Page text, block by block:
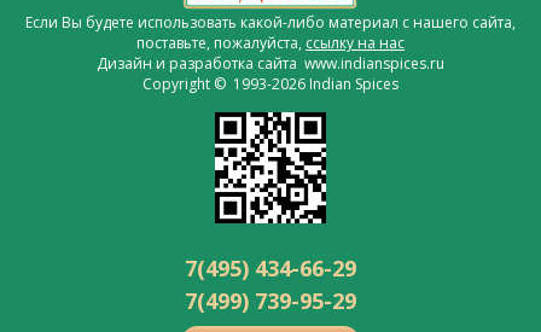
Если Вы будете использовать какой-либо материал с нашего сайта,
поставьте, пожалуйста, ссылку на нас
Дизайн и разработка сайта www.indianspices.ru
Copyright © 1993-2026 Indian Spices
7(495) 434-66-29
7(499) 739-95-29